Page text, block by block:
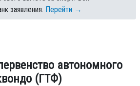
заявления. Перейти →
автономного
(ГТФ)